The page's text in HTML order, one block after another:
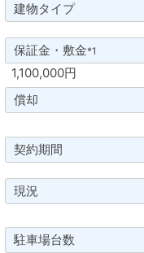
建物タイプ
保証金・敷金*1
1,100,000円
償却
契約期間
現況
駐車場台数